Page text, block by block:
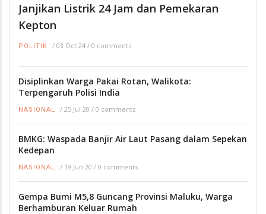
Janjikan Listrik 24 Jam dan Pemekaran
Kepton
POLITIK / 03 Oct 24 / 0 comments
Disiplinkan Warga Pakai Rotan, Walikota:
Terpengaruh Polisi India
NASIONAL / 25 Jul 20 / 0 comments
BMKG: Waspada Banjir Air Laut Pasang dalam Sepekan
Kedepan
NASIONAL / 19 Jun 20 / 0 comments
Gempa Bumi M5,8 Guncang Provinsi Maluku, Warga
Berhamburan Keluar Rumah